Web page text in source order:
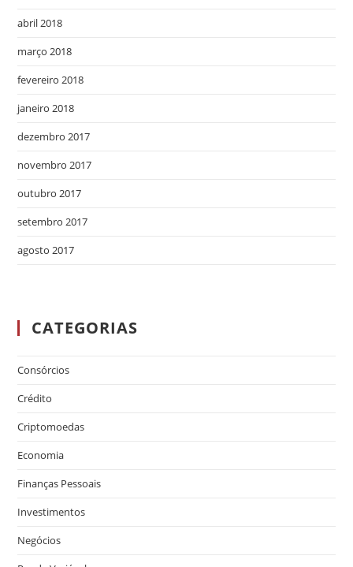
abril 2018
março 2018
fevereiro 2018
janeiro 2018
dezembro 2017
novembro 2017
outubro 2017
setembro 2017
agosto 2017
CATEGORIAS
Consórcios
Crédito
Criptomoedas
Economia
Finanças Pessoais
Investimentos
Negócios